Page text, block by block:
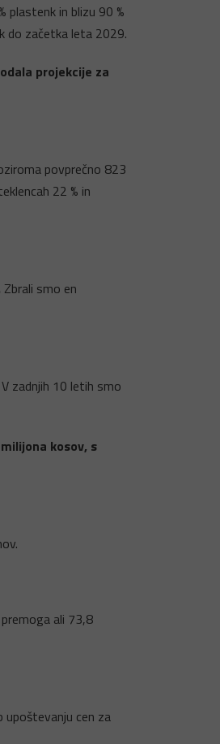
plastenk in blizu 90 %
do začetka leta 2029.
projekcije za
povprečno 823
22 % in
Zbrali smo en
zadnjih 10 letih smo
kosov, s
ali 73,8
upoštevanju cen za